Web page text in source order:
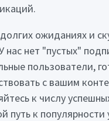
ожиданиях и
нас нет "пустых"
пользователи,
с вашим
к числу
путь к